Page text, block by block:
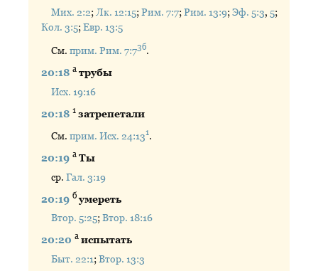
Мих. 2:2;Лк. 12:15;Рим. 7:7;Рим. 13:9;Эф. 5:3, 5;
Кол. 3:5;Евр. 13:5
См.прим. Рим. 7:73б.
20:18а трубы
Исх. 19:16
20:181 затрепетали
См.прим. Исх. 24:131.
20:19а Ты
ср.Гал. 3:19
20:19б умереть
Втор. 5:25;Втор. 18:16
20:20а испытать
Быт. 22:1;Втор. 13:3